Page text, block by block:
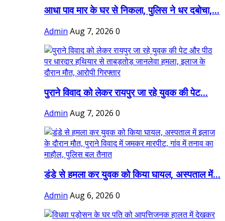
आधा पाव मार के घर से निकला, पुलिस ने धर दबोचा,...
Admin Aug 7, 2026 0
पुराने विवाद को लेकर रायपुर जा रहे युवक की पेट...
Admin Aug 7, 2026 0
डंडे से हमला कर युवक को किया घायल, अस्पताल में...
Admin Aug 6, 2026 0